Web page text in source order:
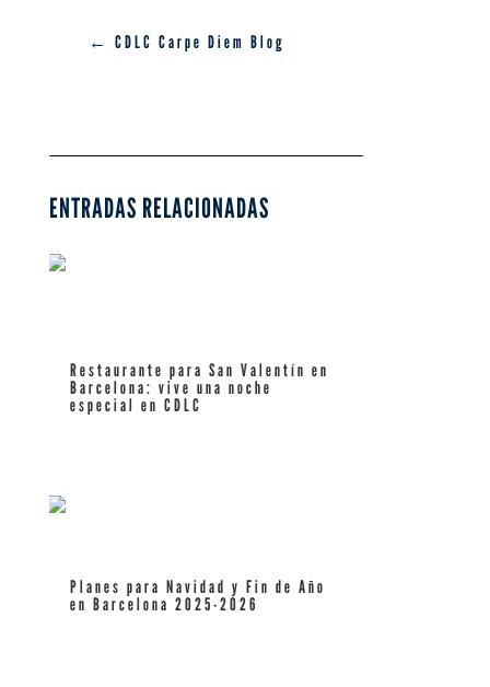
← CDLC Carpe Diem Blog
ENTRADAS RELACIONADAS
Restaurante para San Valentín en
Barcelona: vive una noche
especial en CDLC
Planes para Navidad y Fin de Año
en Barcelona 2025-2026